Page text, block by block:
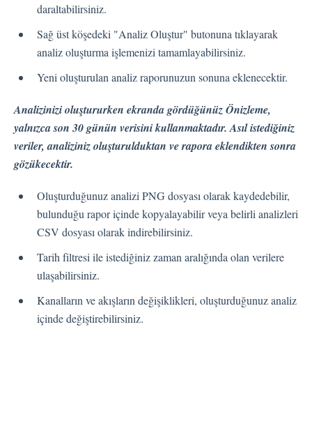
İş Akışları
Kişiler
Ayarlar
Otomatik Görevler
Kullanıcı Tipleri
Geri Bildirimler
Etiket Grupları
Kullanıcı Bildirim Ayarları (E-posta, Masaüstü, Mobil)
Organizasyonel Yapı
daraltabilirsiniz.
Sağ üst köşedeki "Analiz Oluştur" butonuna tıklayarak
analiz oluşturma işlemenizi tamamlayabilirsiniz.
Yeni oluşturulan analiz raporunuzun sonuna eklenecektir.
Analizinizi oluştururken ekranda gördüğünüz Önizleme,
yalnızca son 30 günün verisini kullanmaktadır. Asıl istediğiniz
veriler, analiziniz oluşturulduktan ve rapora eklendikten sonra
gözükecektir.
Oluşturduğunuz analizi PNG dosyası olarak kaydedebilir,
bulunduğu rapor içinde kopyalayabilir veya belirli analizleri
CSV dosyası olarak indirebilirsiniz.
Tarih filtresi ile istediğiniz zaman aralığında olan verilere
ulaşabilirsiniz.
Kanalların ve akışların değişiklikleri, oluşturduğunuz analiz
içinde değiştirebilirsiniz.